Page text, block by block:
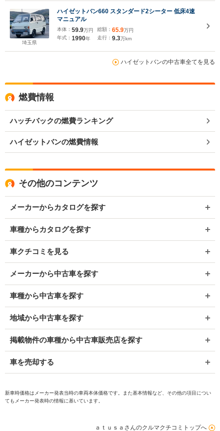
埼玉県
ハイゼットバン660 スタンダード2シーター 低床4速
マニュアル
本体： 59.9万円
年式： 1990年
総額： 65.9万円
走行： 9.3万km
ハイゼットバンの中古車全てを見る
燃費情報
ハッチバックの燃費ランキング
ハイゼットバンの燃費情報
その他のコンテンツ
メーカーからカタログを探す
車種からカタログを探す
車クチコミを見る
メーカーから中古車を探す
車種から中古車を探す
地域から中古車を探す
掲載物件の車種から中古車販売店を探す
車を売却する
新車時価格はメーカー発表当時の車両本体価格です。また基本情報など、その他の項目につい
てもメーカー発表時の情報に基いています。
ａｔｕｓａさんのクルマクチコミトップへ